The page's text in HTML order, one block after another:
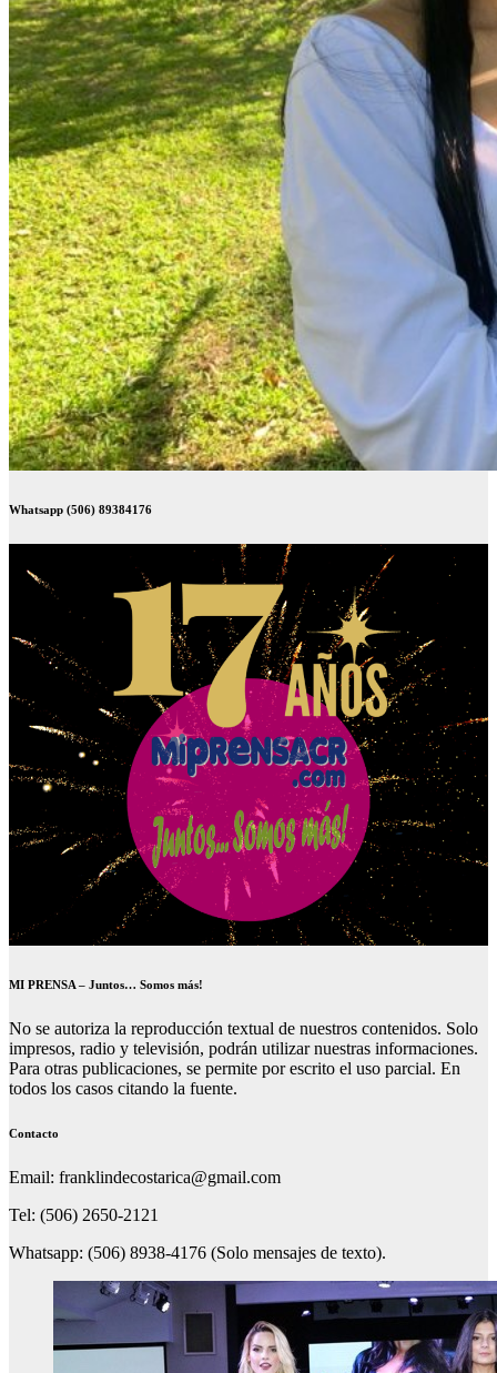
Whatsapp (506) 89384176
MI PRENSA – Juntos… Somos más!
No se autoriza la reproducción textual de nuestros contenidos. Solo
impresos, radio y televisión, podrán utilizar nuestras informaciones.
Para otras publicaciones, se permite por escrito el uso parcial. En
todos los casos citando la fuente.
Contacto
Email: franklindecostarica@gmail.com
Tel: (506) 2650-2121
Whatsapp: (506) 8938-4176 (Solo mensajes de texto).